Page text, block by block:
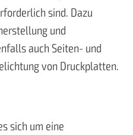
sind. Dazu
und
auch Seiten- und
von Druckplatten.
sich um eine